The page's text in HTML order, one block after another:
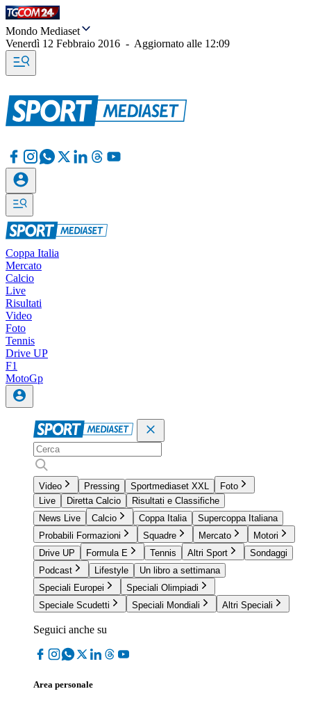
Mondo Mediaset
Venerdì 12 Febbraio 2016 - Aggiornato alle 12:09
Coppa Italia
Mercato
Calcio
Live
Risultati
Video
Foto
Tennis
Drive UP
F1
MotoGp
Video Pressing Sportmediaset XXL
Foto
Live
Diretta Calcio
Risultati e Classifiche
News Live
Calcio Coppa Italia
Supercoppa Italiana
Probabili Formazioni
Squadre Mercato
Motori
Drive UP
Formula E Tennis Altri Sport
Sondaggi
Podcast
Lifestyle
Un libro a settimana
Speciali Europei
Speciali Olimpiadi
Speciale Scudetti
Speciali Mondiali Altri Speciali
Seguici anche su
Area personale